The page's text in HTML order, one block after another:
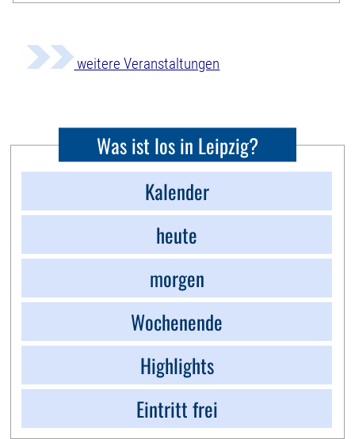
weitere Veranstaltungen
Was ist los in Leipzig?
Kalender
heute
morgen
Wochenende
Highlights
Eintritt frei